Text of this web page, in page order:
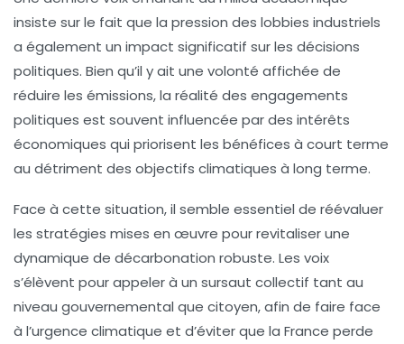
insiste sur le fait que la pression des lobbies industriels
a également un impact significatif sur les décisions
politiques. Bien qu’il y ait une volonté affichée de
réduire les émissions, la réalité des engagements
politiques est souvent influencée par des intérêts
économiques qui priorisent les bénéfices à court terme
au détriment des objectifs climatiques à long terme.
Face à cette situation, il semble essentiel de réévaluer
les stratégies mises en œuvre pour revitaliser une
dynamique de décarbonation robuste. Les voix
s’élèvent pour appeler à un sursaut collectif tant au
niveau gouvernemental que citoyen, afin de faire face
à l’urgence climatique et d’éviter que la France perde